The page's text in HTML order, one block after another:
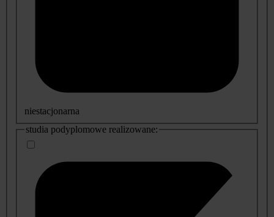
niestacjonarna
studia podyplomowe realizowane: